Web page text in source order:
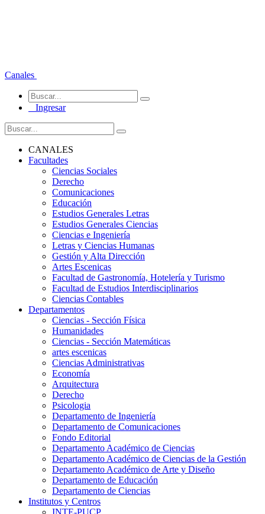
Canales
Ingresar
CANALES
Facultades
Ciencias Sociales
Derecho
Comunicaciones
Educación
Estudios Generales Letras
Estudios Generales Ciencias
Ciencias e Ingeniería
Letras y Ciencias Humanas
Gestión y Alta Dirección
Artes Escenicas
Facultad de Gastronomía, Hotelería y Turismo
Facultad de Estudios Interdisciplinarios
Ciencias Contables
Departamentos
Ciencias - Sección Física
Humanidades
Ciencias - Sección Matemáticas
artes escenicas
Ciencias Administrativas
Economía
Arquitectura
Derecho
Psicologia
Departamento de Ingeniería
Departamento de Comunicaciones
Fondo Editorial
Departamento Académico de Ciencias
Departamento Académico de Ciencias de la Gestión
Departamento Académico de Arte y Diseño
Departamento de Educación
Departamento de Ciencias
Institutos y Centros
INTE-PUCP